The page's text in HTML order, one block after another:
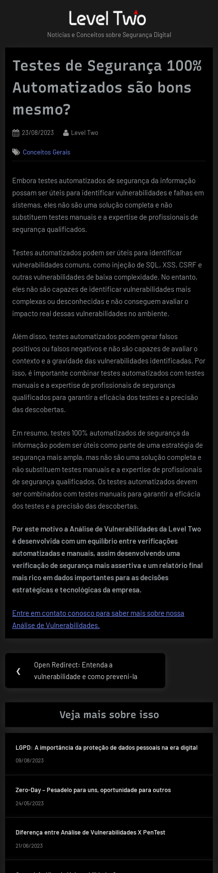
Notícias e Conceitos sobre Segurança Digital
Testes de Segurança 100%
Automatizados são bons
mesmo?
Posted
23/08/2023 By
Level Two
Conceitos Gerais
Embora testes automatizados de segurança da informação
possam ser úteis para identificar vulnerabilidades e falhas em
sistemas, eles não são uma solução completa e não
substituem testes manuais e a expertise de profissionais de
segurança qualificados.
Testes automatizados podem ser úteis para identificar
vulnerabilidades comuns, como injeção de SQL, XSS, CSRF e
outras vulnerabilidades de baixa complexidade. No entanto,
eles não são capazes de identificar vulnerabilidades mais
complexas ou desconhecidas e não conseguem avaliar o
impacto real dessas vulnerabilidades no ambiente.
Além disso, testes automatizados podem gerar falsos
positivos ou falsos negativos e não são capazes de avaliar o
contexto e a gravidade das vulnerabilidades identificadas. Por
isso, é importante combinar testes automatizados com testes
manuais e a expertise de profissionais de segurança
qualificados para garantir a eficácia dos testes e a precisão
das descobertas.
Em resumo, testes 100% automatizados de segurança da
informação podem ser úteis como parte de uma estratégia de
segurança mais ampla, mas não são uma solução completa e
não substituem testes manuais e a expertise de profissionais
de segurança qualificados. Os testes automatizados devem
ser combinados com testes manuais para garantir a eficácia
dos testes e a precisão das descobertas.
Por este motivo a Análise de Vulnerabilidades da Level Two
é desenvolvida com um equilíbrio entre verificações
automatizadas e manuais, assim desenvolvendo uma
verificação de segurança mais assertiva e um relatório final
mais rico em dados importantes para as decisões
estratégicas e tecnológicas da empresa.
Entre em contato conosco para saber mais sobre nossa
Análise de Vulnerabilidades.
Navegação
de
❮
Previous
Post:
Open Redirect: Entenda a
vulnerabilidade e como preveni-la
Veja mais sobre isso
LGPD: A importância da proteção de dados pessoais na era digital
09/08/2023
Zero-Day – Pesadelo para uns, oportunidade para outros
24/05/2023
Diferença entre Análise de Vulnerabilidades X PenTest
21/06/2023